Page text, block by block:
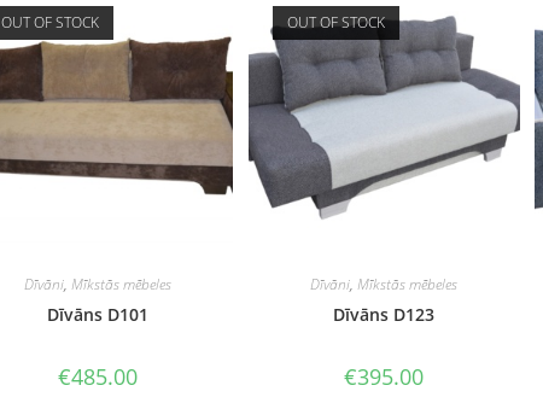
OUT OF STOCK
Dīvāni, Mīkstās mēbeles
Dīvāns D101
€485.00
OUT OF STOCK
Dīvāni,Mīkstās mēbeles
Dīvāns D123
€395.00